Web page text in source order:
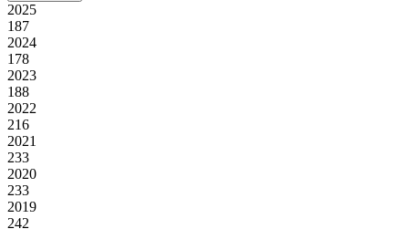
2025
187
2024
178
2023
188
2022
216
2021
233
2020
233
2019
242